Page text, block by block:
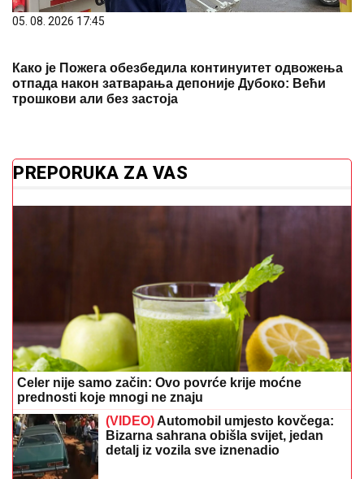
05. 08. 2026 17:45
Како је Пожега обезбедила континуитет одвожења
отпада након затварања депоније Дубоко: Већи
трошкови али без застоја
PREPORUKA ZA VAS
Celer nije samo začin: Ovo povrće krije moćne
prednosti koje mnogi ne znaju
(VIDEO) Automobil umjesto kovčega:
Bizarna sahrana obišla svijet, jedan
detalj iz vozila sve iznenadio